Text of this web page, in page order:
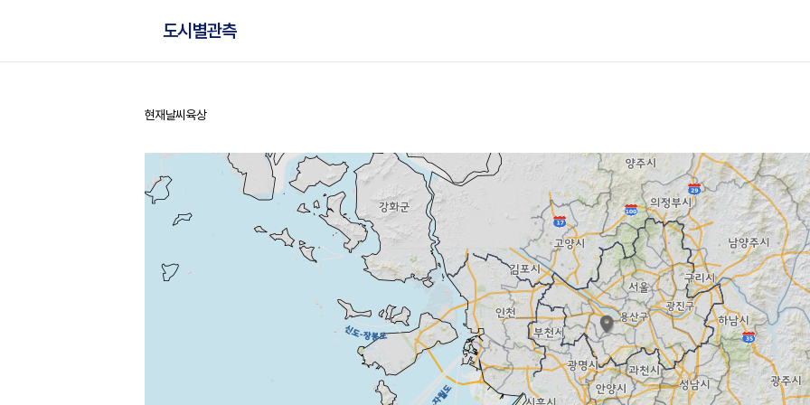
도시별관측
홈
현재날씨 육상